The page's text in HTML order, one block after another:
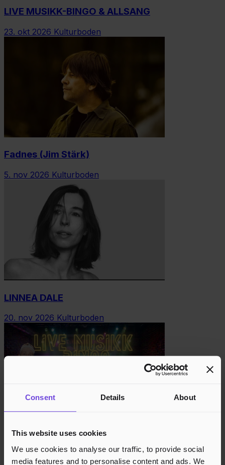
Consent Details About
This website uses cookies
We use cookies to analyse our traffic, to provide social
media features and to personalise content and ads. We
LIVE MUSIKK-BINGO & ALLSANG
23. okt 2026 Kulturboden
Fadnes (Jim Stärk)
5. nov 2026 Kulturboden
LINNEA DALE
20. nov 2026 Kulturboden
27. nov 2026Kulturboden